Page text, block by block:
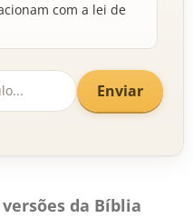
com a lei de
Enviar
da Bíblia